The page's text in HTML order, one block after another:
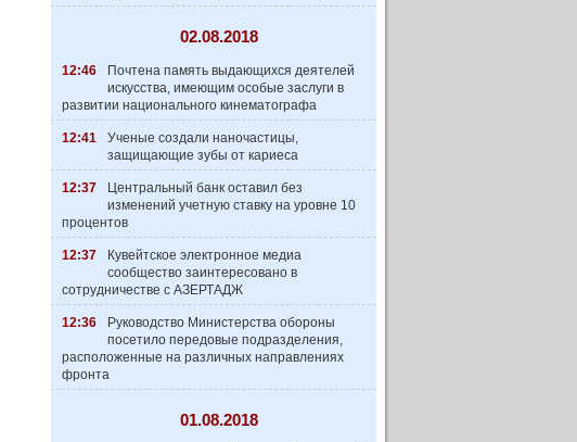
02.08.2018
12:46
Почтена память выдающихся деятелей
искусства, имеющим особые заслуги в
развитии национального кинематографа
12:41
Ученые создали наночастицы,
защищающие зубы от кариеса
12:37
Центральный банк оставил без
изменений учетную ставку на уровне 10
процентов
12:37
Кувейтское электронное медиа
сообщество заинтеpесовано в
сотрудничестве с АЗЕРТАДЖ
12:36
Руководство Министерства обороны
посетило передовые подразделения,
расположенные на различных направлениях
фронта
01.08.2018